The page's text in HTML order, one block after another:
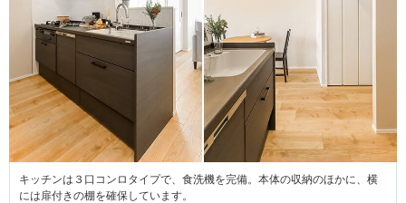
キッチンは３口コンロタイプで、食洗機を完備。本体の収納のほかに、横
には扉付きの棚を確保しています。